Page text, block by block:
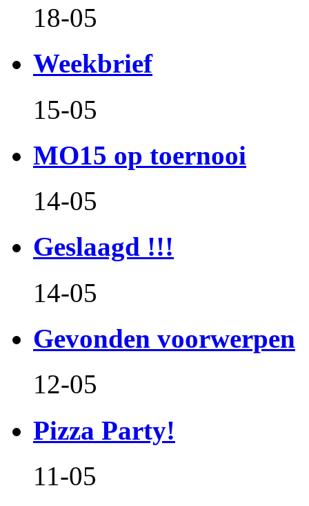
18-05
Weekbrief
15-05
MO15 op toernooi
14-05
Geslaagd !!!
14-05
Gevonden voorwerpen
12-05
Pizza Party!
11-05